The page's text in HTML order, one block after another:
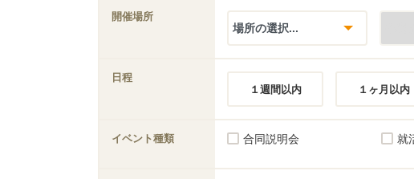
開催場所
日程
１週間以内
１ヶ月以内
イベント種類 合同説明会 就